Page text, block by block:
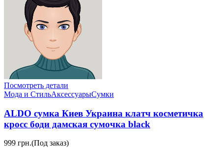
Посмотреть детали
Мода и СтильАксессуарыСумки
ALDO сумка Киев Украина клатч косметичка
кросс боди дамская сумочка black
999 грн.(Под заказ)